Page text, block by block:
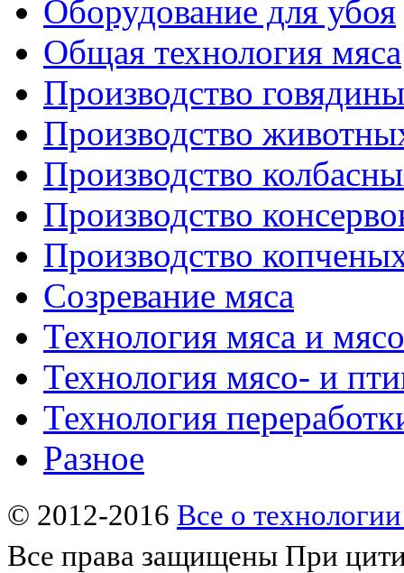
Оборудование для убоя
Общая технология мяса
Производство говядины
Производство
Производство
Производство
Производство
Созревание мяса
Технология мяса и
Технология мясо- и
Технология
Разное
© 2012-2016 Все о
Все права защищены При